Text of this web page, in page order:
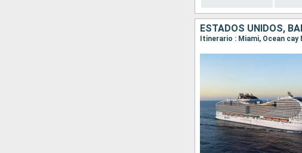
ESTADOS UNIDOS,
Itinerario : Miami, Ocean